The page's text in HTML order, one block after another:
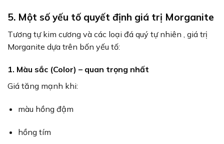
5. Một số yếu tố quyết định giá trị Morganite
Tương tự kim cương và các loại đá quý tự nhiên , giá trị
Morganite dựa trên bốn yếu tố:
1. Màu sắc (Color) – quan trọng nhất
Giá tăng mạnh khi:
màu hồng đậm
hồng tím